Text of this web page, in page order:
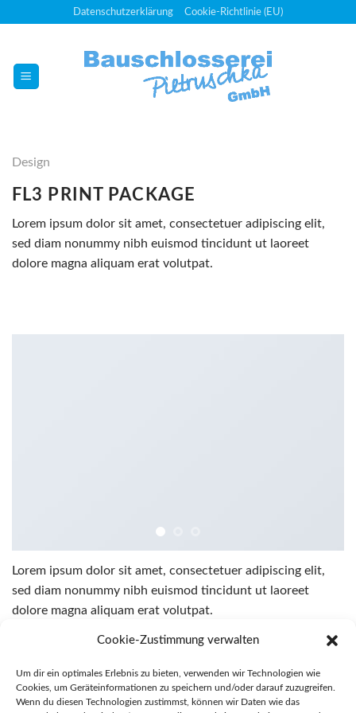
Cookie-Zustimmung verwalten
Um dir ein optimales Erlebnis zu bieten, verwenden wir Technologien wie
Cookies, um Geräteinformationen zu speichern und/oder darauf zuzugreifen.
Wenn du diesen Technologien zustimmst, können wir Daten wie das
Datenschutzerklärung Cookie-Richtlinie (EU)
Design
FL3 PRINT PACKAGE
Lorem ipsum dolor sit amet, consectetuer adipiscing elit,
sed diam nonummy nibh euismod tincidunt ut laoreet
dolore magna aliquam erat volutpat.
Lorem ipsum dolor sit amet, consectetuer adipiscing elit,
sed diam nonummy nibh euismod tincidunt ut laoreet
dolore magna aliquam erat volutpat.
Awesome Pencil Poster Another Print Package